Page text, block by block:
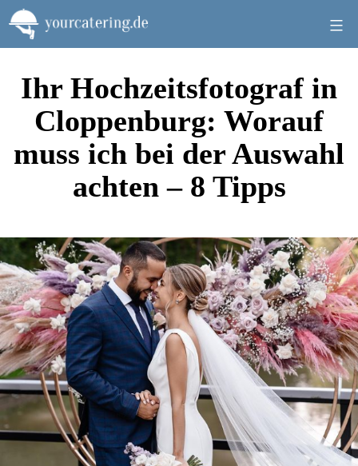
Zum
Inhalt
springen
Ihr Hochzeitsfotograf in
Cloppenburg: Worauf
muss ich bei der Auswahl
achten – 8 Tipps